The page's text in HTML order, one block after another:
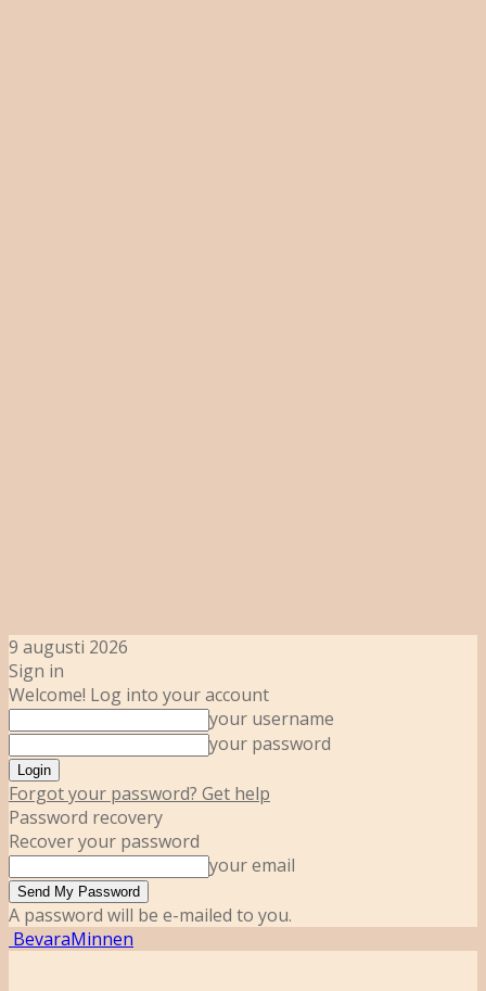
9 augusti 2026
Sign in
Welcome! Log into your account
your username
your password
Forgot your password? Get help
Password recovery
Recover your password
your email
A password will be e-mailed to you.
BevaraMinnen